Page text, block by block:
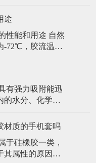
比如水景系列
；四是减少流程
模。 为防止硅
途
-72℃，胶流温度
后，其Tg上升，
联密度不太高的
如在
的水分、化学性
用于药物提纯、
精电子、高级化
纯、高级涂料以
。在我们日常生
材质的手机套吗
其属性的原因，